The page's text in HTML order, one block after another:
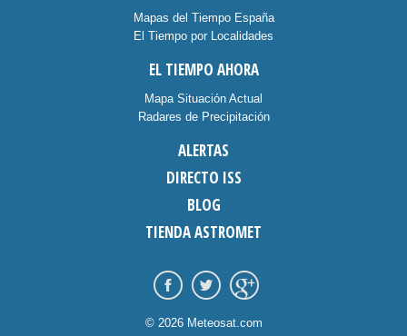
Mapas del Tiempo España
El Tiempo por Localidades
EL TIEMPO AHORA
Mapa Situación Actual
Radares de Precipitación
ALERTAS
DIRECTO ISS
BLOG
TIENDA ASTROMET
© 2026 Meteosat.com